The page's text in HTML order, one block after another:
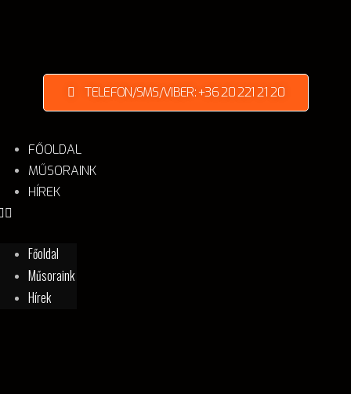
FŐOLDAL
MŰSORAINK
HÍREK
Főoldal
Műsoraink
Hírek
TELEFON/SMS/VIBER: +36 20 221 21 20